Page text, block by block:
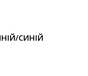
СИНІЙ